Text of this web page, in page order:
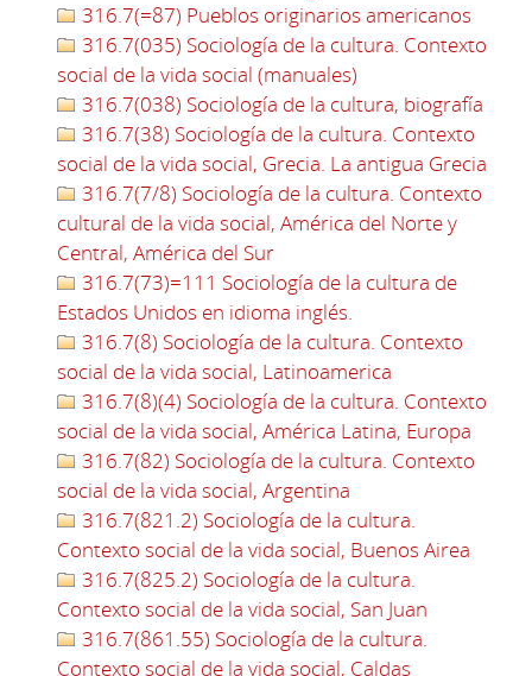
316.7(=87) Pueblos originarios americanos
316.7(035) Sociología de la cultura. Contexto
social de la vida social (manuales)
316.7(038) Sociología de la cultura, biografía
316.7(38) Sociología de la cultura. Contexto
social de la vida social, Grecia. La antigua Grecia
316.7(7/8) Sociología de la cultura. Contexto
cultural de la vida social, América del Norte y
Central, América del Sur
316.7(73)=111 Sociología de la cultura de
Estados Unidos en idioma inglés.
316.7(8) Sociología de la cultura. Contexto
social de la vida social, Latinoamerica
316.7(8)(4) Sociología de la cultura. Contexto
social de la vida social, América Latina, Europa
316.7(82) Sociología de la cultura. Contexto
social de la vida social, Argentina
316.7(821.2) Sociología de la cultura.
Contexto social de la vida social, Buenos Airea
316.7(825.2) Sociología de la cultura.
Contexto social de la vida social, San Juan
316.7(861.55) Sociología de la cultura.
Contexto social de la vida social, Caldas